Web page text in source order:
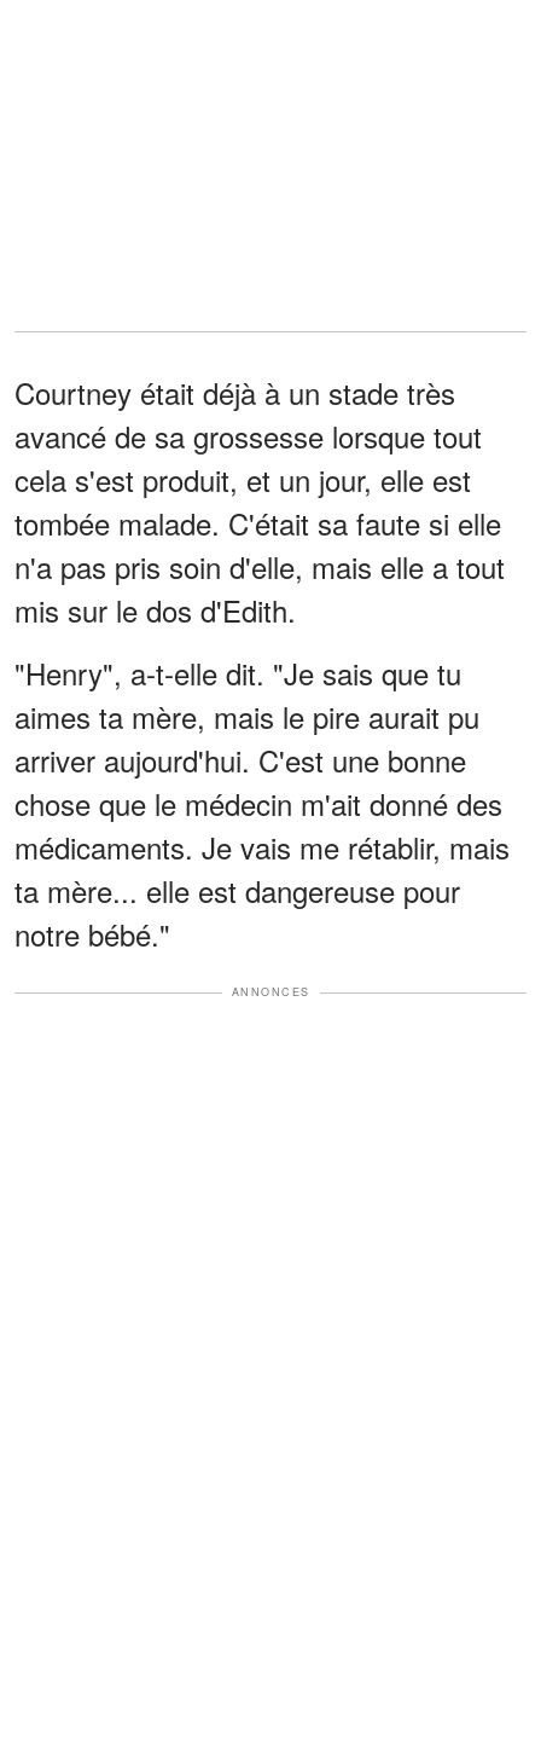
Courtney était déjà à un stade très
avancé de sa grossesse lorsque tout
cela s'est produit, et un jour, elle est
tombée malade. C'était sa faute si elle
n'a pas pris soin d'elle, mais elle a tout
mis sur le dos d'Edith.
"Henry", a-t-elle dit. "Je sais que tu
aimes ta mère, mais le pire aurait pu
arriver aujourd'hui. C'est une bonne
chose que le médecin m'ait donné des
médicaments. Je vais me rétablir, mais
ta mère... elle est dangereuse pour
notre bébé."
ANNONCES